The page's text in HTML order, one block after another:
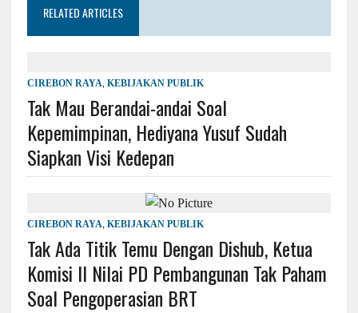
RELATED ARTICLES
CIREBON RAYA KEBIJAKAN PUBLIK
Tak Mau Berandai-andai Soal
Kepemimpinan, Hediyana Yusuf Sudah
Siapkan Visi Kedepan
CIREBON RAYA KEBIJAKAN PUBLIK
Tak Ada Titik Temu Dengan Dishub, Ketua
Komisi II Nilai PD Pembangunan Tak Paham
Soal Pengoperasian BRT